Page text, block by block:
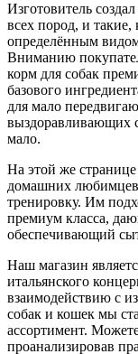
Изготовитель
всех пород, и
определённым
Вниманию
корм для собак
базового
для мало
выздоравливающих
мало.
На этой же
домашних
тренировку. Им
премиум класса,
обеспечивающий
Наш магазин
итальянского
взаимодействию с
собак и кошек мы
ассортимент.
проанализировав